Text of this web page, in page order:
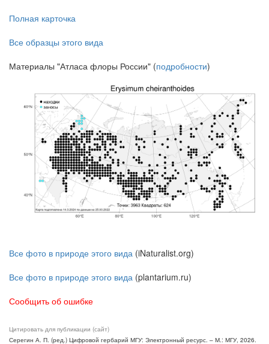
Полная карточка
Все образцы этого вида
Материалы "Атласа флоры России" (подробности)
Все фото в природе этого вида (iNaturalist.org)
Все фото в природе этого вида (plantarium.ru)
Сообщить об ошибке
Цитировать для публикации (сайт)
Серегин А. П. (ред.) Цифровой гербарий МГУ: Электронный ресурс. – М.: МГУ, 2026.